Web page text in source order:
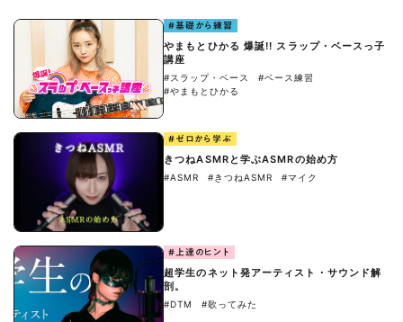
#基礎から練習
やまもとひかる 爆誕!! スラップ・ベースっ子
講座
#スラップ・ベース
#ベース練習
#やまもとひかる
#ゼロから学ぶ
きつねASMRと学ぶASMRの始め方
#ASMR #きつねASMR #マイク
#上達のヒント
超学生のネット発アーティスト・サウンド解
剖。
#DTM #歌ってみた